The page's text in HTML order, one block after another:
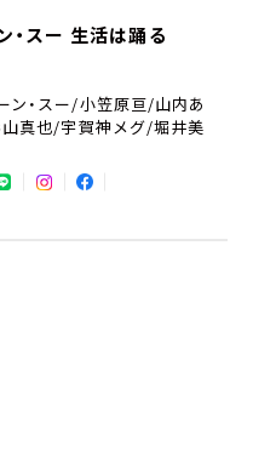
・スー 生活は踊る
ン・スー/小笠原亘/山内あ
真也/宇賀神メグ/堀井美